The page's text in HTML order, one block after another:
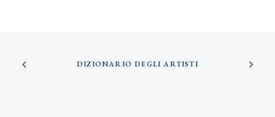
DIZIONARIO DEGLI ARTISTI